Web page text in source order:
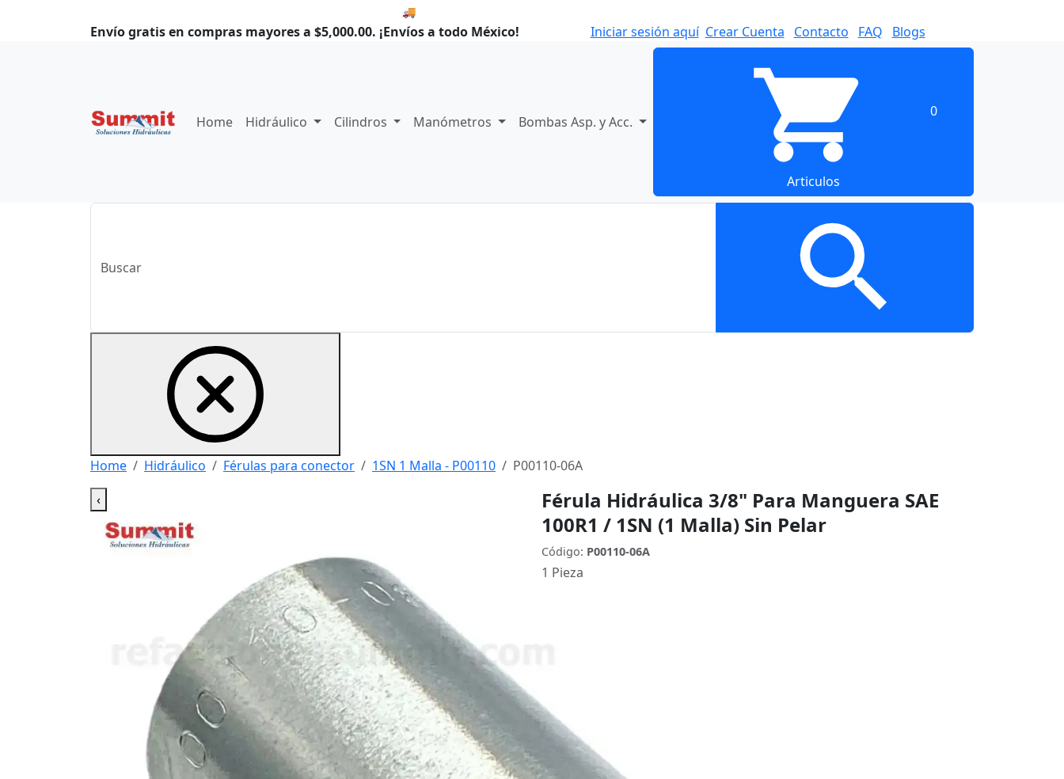
🚚 Envío el Lunes, 10 de agosto si compras hoy.
Envío gratis en compras mayores a $5,000.00. ¡Envíos a todo México! Iniciar sesión aquí Crear Cuenta Contacto FAQ Blogs
Home Hidráulico Cilindros Manómetros Bombas Asp. y Acc.
0
Articulos
Home Hidráulico Férulas para conector 1SN 1 Malla - P00110
P00110-06A
‹
Férula Hidráulica 3/8" Para Manguera SAE
100R1 / 1SN (1 Malla) Sin Pelar
Código: P00110-06A
1 Pieza